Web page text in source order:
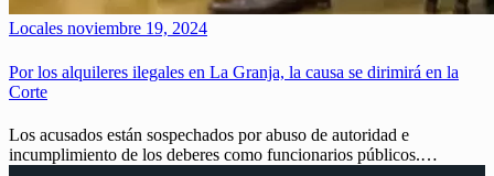
Locales noviembre 19, 2024
Por los alquileres ilegales en La Granja, la causa se dirimirá en la
Corte
Los acusados están sospechados por abuso de autoridad e
incumplimiento de los deberes como funcionarios públicos.…